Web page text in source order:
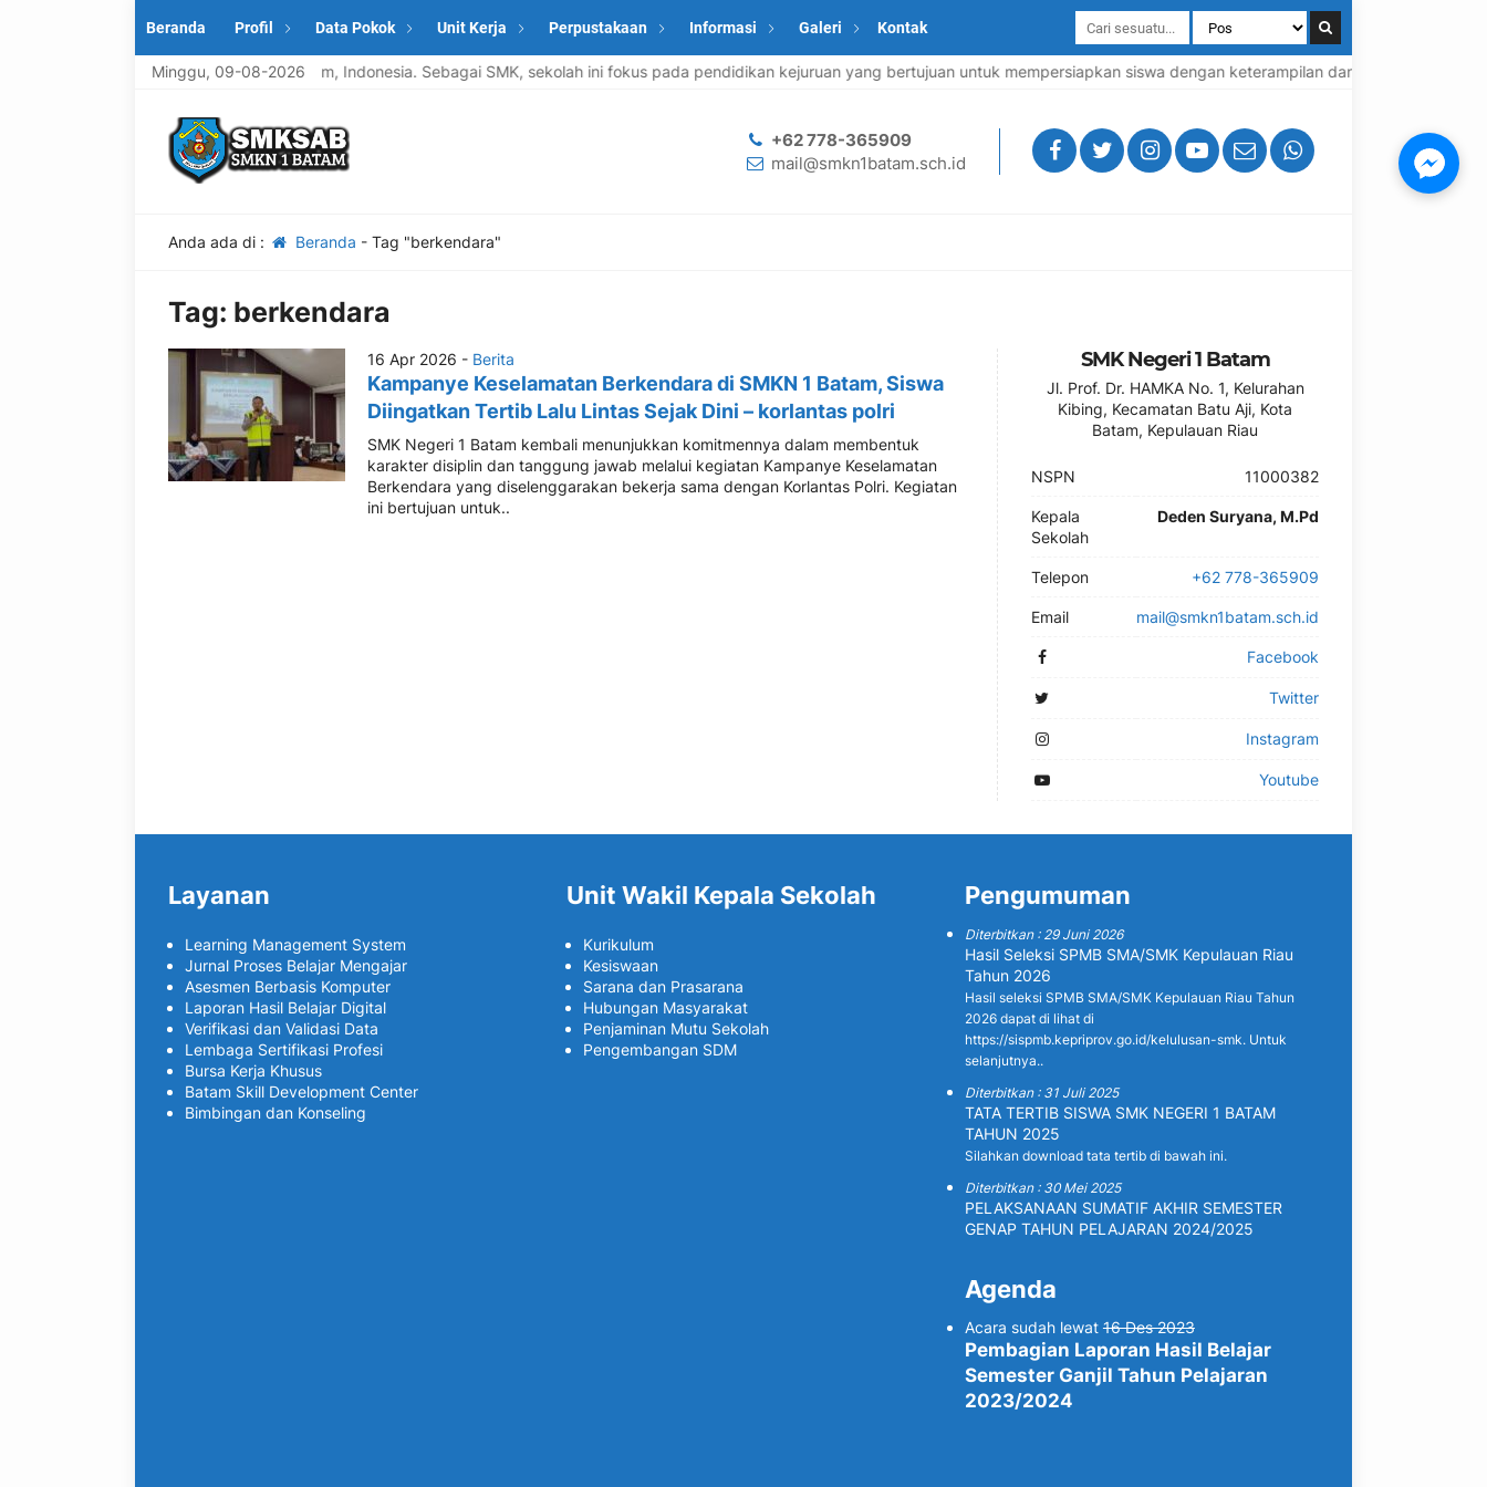
Beranda Profil Data Pokok Unit Kerja Perpustakaan Informasi Galeri Kontak
Minggu, 09-08-2026
(SMK) yang terletak di kota Batam, Indonesia. Sebagai SMK, sekolah ini fokus pada pendidikan kejuruan yang bertujuan untuk mempersiapkan siswa dengan keterampilan dan pengetahuan
+62 778-365909
mail@smkn1batam.sch.id
Anda ada di : Beranda - Tag "berkendara"
Tag: berkendara
16 Apr 2026 - Berita
Kampanye Keselamatan Berkendara di SMKN 1 Batam, Siswa
Diingatkan Tertib Lalu Lintas Sejak Dini – korlantas polri
SMK Negeri 1 Batam kembali menunjukkan komitmennya dalam membentuk
karakter disiplin dan tanggung jawab melalui kegiatan Kampanye Keselamatan
Berkendara yang diselenggarakan bekerja sama dengan Korlantas Polri. Kegiatan
ini bertujuan untuk..
SMK Negeri 1 Batam
Jl. Prof. Dr. HAMKA No. 1, Kelurahan
Kibing, Kecamatan Batu Aji, Kota
Batam, Kepulauan Riau
NSPN 11000382
Kepala
Sekolah
Deden Suryana, M.Pd
Telepon +62 778-365909
Email mail@smkn1batam.sch.id
Facebook
Twitter
Instagram
Youtube
Layanan
Learning Management System
Jurnal Proses Belajar Mengajar
Asesmen Berbasis Komputer
Laporan Hasil Belajar Digital
Verifikasi dan Validasi Data
Lembaga Sertifikasi Profesi
Bursa Kerja Khusus
Batam Skill Development Center
Bimbingan dan Konseling
Unit Wakil Kepala Sekolah
Kurikulum
Kesiswaan
Sarana dan Prasarana
Hubungan Masyarakat
Penjaminan Mutu Sekolah
Pengembangan SDM
Pengumuman
Diterbitkan : 29 Juni 2026
Hasil Seleksi SPMB SMA/SMK Kepulauan Riau
Tahun 2026
Hasil seleksi SPMB SMA/SMK Kepulauan Riau Tahun
2026 dapat di lihat di
https://sispmb.kepriprov.go.id/kelulusan-smk. Untuk
selanjutnya..
Diterbitkan : 31 Juli 2025
TATA TERTIB SISWA SMK NEGERI 1 BATAM
TAHUN 2025
Silahkan download tata tertib di bawah ini.
Diterbitkan : 30 Mei 2025
PELAKSANAAN SUMATIF AKHIR SEMESTER
GENAP TAHUN PELAJARAN 2024/2025
Agenda
Acara sudah lewat 16 Des 2023
Pembagian Laporan Hasil Belajar
Semester Ganjil Tahun Pelajaran
2023/2024